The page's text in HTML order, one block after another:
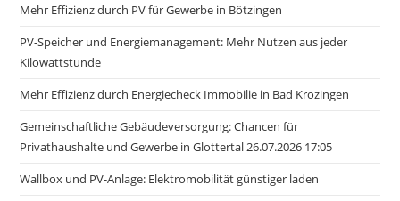
Mehr Effizienz durch PV für Gewerbe in Bötzingen
PV-Speicher und Energiemanagement: Mehr Nutzen aus jeder
Kilowattstunde
Mehr Effizienz durch Energiecheck Immobilie in Bad Krozingen
Gemeinschaftliche Gebäudeversorgung: Chancen für
Privathaushalte und Gewerbe in Glottertal 26.07.2026 17:05
Wallbox und PV-Anlage: Elektromobilität günstiger laden